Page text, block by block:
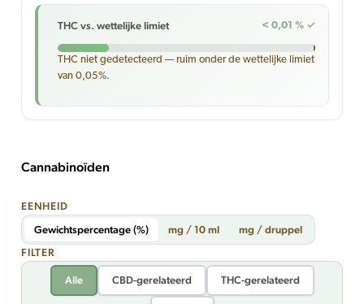
THC vs. wettelijke limiet < 0,01 % ✓
THC niet gedetecteerd — ruim onder de wettelijke limiet
van 0,05%.
Cannabinoïden
EENHEID
Gewichtspercentage (%)
mg / 10 ml
mg / druppel
FILTER
Alle CBD-gerelateerd THC-gerelateerd